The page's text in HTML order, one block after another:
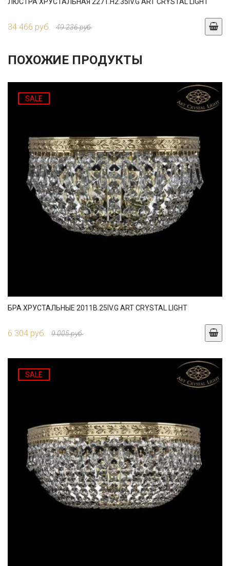
34 466 руб. 49 236 руб.
ПОХОЖИЕ ПРОДУКТЫ
SALE
БРА ХРУСТАЛЬНЫЕ 2011B.25IV.G ART CRYSTAL LIGHT
6 304 руб. 9 005 руб.
SALE